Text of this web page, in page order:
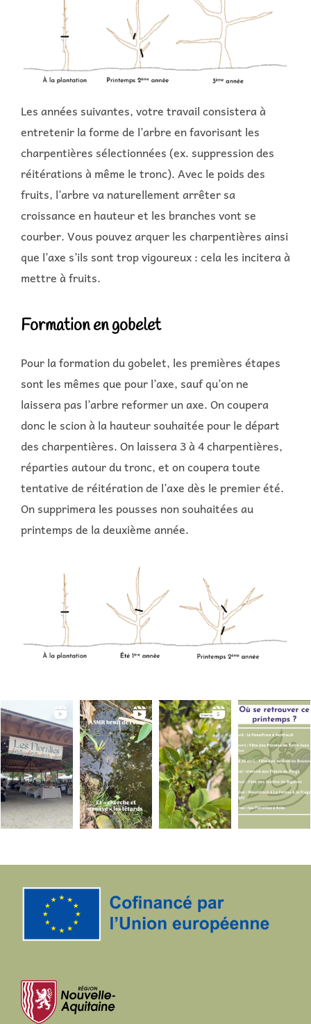
Les années suivantes, votre travail consistera à
entretenir la forme de l’arbre en favorisant les
charpentières sélectionnées (ex. suppression des
réitérations à même le tronc). Avec le poids des
fruits, l’arbre va naturellement arrêter sa
croissance en hauteur et les branches vont se
courber. Vous pouvez arquer les charpentières ainsi
que l’axe s’ils sont trop vigoureux : cela les incitera à
mettre à fruits.
Formation en gobelet
Pour la formation du gobelet, les premières étapes
sont les mêmes que pour l’axe, sauf qu’on ne
laissera pas l’arbre reformer un axe. On coupera
donc le scion à la hauteur souhaitée pour le départ
des charpentières. On laissera 3 à 4 charpentières,
réparties autour du tronc, et on coupera toute
tentative de réitération de l’axe dès le premier été.
On supprimera les pousses non souhaitées au
printemps de la deuxième année.